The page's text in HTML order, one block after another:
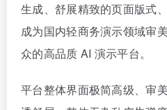
生成、舒展精致的页面版式
成为国内轻商务演示领域审
众的高品质 AI 演示平台。
平台整体界面极简高级、审